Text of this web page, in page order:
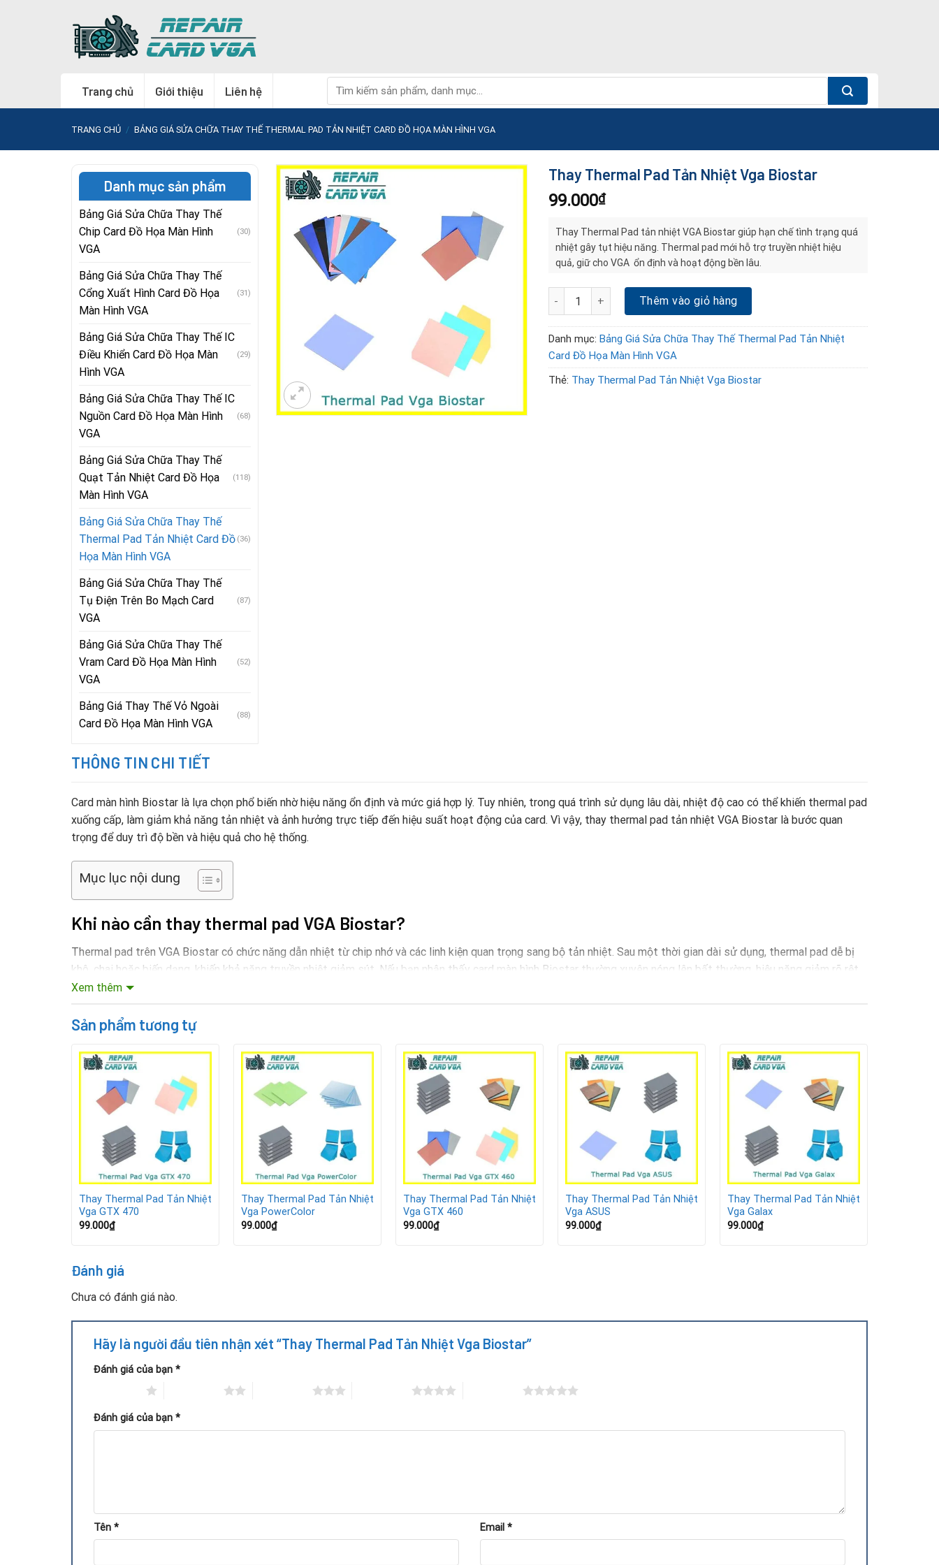
Trang chủ Giới thiệu Liên hệ
kiếm:
TRANG CHỦ / BẢNG GIÁ SỬA CHỮA THAY THẾ THERMAL PAD TẢN NHIỆT CARD ĐỒ HỌA MÀN HÌNH VGA
Thay Thermal Pad Tản Nhiệt Vga Biostar
99.000₫
Thay Thermal Pad tản nhiệt VGA Biostar giúp hạn chế tình trạng quá
nhiệt gây tụt hiệu năng. Thermal pad mới hỗ trợ truyền nhiệt hiệu
quả, giữ cho VGA ổn định và hoạt động bền lâu.
Thay Thermal Pad Tản Nhiệt Vga Biostar số lượng
Thêm vào giỏ hàng
Danh mục: Bảng Giá Sửa Chữa Thay Thế Thermal Pad Tản Nhiệt
Card Đồ Họa Màn Hình VGA
Thẻ: Thay Thermal Pad Tản Nhiệt Vga Biostar
Danh mục sản phẩm
Bảng Giá Sửa Chữa Thay Thế
Chip Card Đồ Họa Màn Hình
VGA
(30)
Bảng Giá Sửa Chữa Thay Thế
Cổng Xuất Hình Card Đồ Họa
Màn Hình VGA
(31)
Bảng Giá Sửa Chữa Thay Thế IC
Điều Khiển Card Đồ Họa Màn
Hình VGA
(29)
Bảng Giá Sửa Chữa Thay Thế IC
Nguồn Card Đồ Họa Màn Hình
VGA
(68)
Bảng Giá Sửa Chữa Thay Thế
Quạt Tản Nhiệt Card Đồ Họa
Màn Hình VGA
(118)
Bảng Giá Sửa Chữa Thay Thế
Thermal Pad Tản Nhiệt Card Đồ
Họa Màn Hình VGA
(36)
Bảng Giá Sửa Chữa Thay Thế
Tụ Điện Trên Bo Mạch Card
VGA
(87)
Bảng Giá Sửa Chữa Thay Thế
Vram Card Đồ Họa Màn Hình
VGA
(52)
Bảng Giá Thay Thế Vỏ Ngoài
Card Đồ Họa Màn Hình VGA
(88)
THÔNG TIN CHI TIẾT
Card màn hình Biostar là lựa chọn phổ biến nhờ hiệu năng ổn định và mức giá hợp lý. Tuy nhiên, trong quá trình sử dụng lâu dài, nhiệt độ cao có thể khiến thermal pad
xuống cấp, làm giảm khả năng tản nhiệt và ảnh hưởng trực tiếp đến hiệu suất hoạt động của card. Vì vậy, thay thermal pad tản nhiệt VGA Biostar là bước quan
trọng để duy trì độ bền và hiệu quả cho hệ thống.
Mục lục nội dung
Khi nào cần thay thermal pad VGA Biostar?
Thermal pad trên VGA Biostar có chức năng dẫn nhiệt từ chip nhớ và các linh kiện quan trọng sang bộ tản nhiệt. Sau một thời gian dài sử dụng, thermal pad dễ bị
khô, chai hoặc biến dạng, khiến khả năng truyền nhiệt giảm sút. Nếu bạn nhận thấy card màn hình Biostar thường xuyên nóng lên bất thường, hiệu năng giảm rõ rệt,
hay xuất hiện tình trạng treo hoặc giật lag khi chơi game, đó là lúc cần thay thermal pad mới.
Lợi ích khi thay thermal pad VGA Biostar
Tản nhiệt hiệu quả hơn: Giữ cho VGA Biostar hoạt động trong mức nhiệt ổn định.
Hiệu năng ổn định lâu dài: Tránh tình trạng tụt xung khi xử lý tác vụ nặng.
Bảo vệ linh kiện: Hạn chế nguy cơ hỏng hóc do quá nhiệt.
Tăng tuổi thọ VGA: Giúp card Biostar vận hành bền bỉ và an toàn hơn.
Quy trình thay thermal pad VGA Biostar
Kiểm tra tổng thể VGA và xác định tình trạng thermal pad.
Xem thêm
Sản phẩm tương tự
Thay Thermal Pad Tản Nhiệt
Vga GTX 470
99.000₫
Thay Thermal Pad Tản Nhiệt
Vga PowerColor
99.000₫
Thay Thermal Pad Tản Nhiệt
Vga GTX 460
99.000₫
Thay Thermal Pad Tản Nhiệt
Vga ASUS
99.000₫
Thay Thermal Pad Tản Nhiệt
Vga Galax
99.000₫
Đánh giá
Chưa có đánh giá nào.
Hãy là người đầu tiên nhận xét “Thay Thermal Pad Tản Nhiệt Vga Biostar”
Đánh giá của bạn *
Đánh giá của bạn *
Tên * Email *